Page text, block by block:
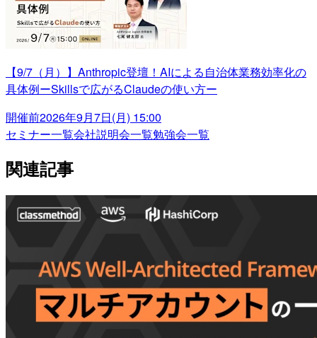
【9/7（月）】Anthropic登壇！AIによる自治体業務効率化の
具体例ーSkillsで広がるClaudeの使い方ー
開催前2026年9月7日(月) 15:00
セミナー一覧会社説明会一覧勉強会一覧
関連記事